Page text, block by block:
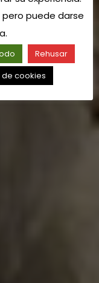
puede darse
Rehusar
cookies